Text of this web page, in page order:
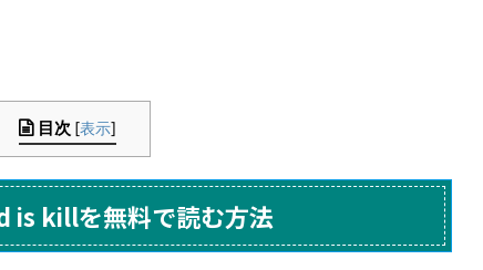
目次 [表示]
is killを無料で読む方法